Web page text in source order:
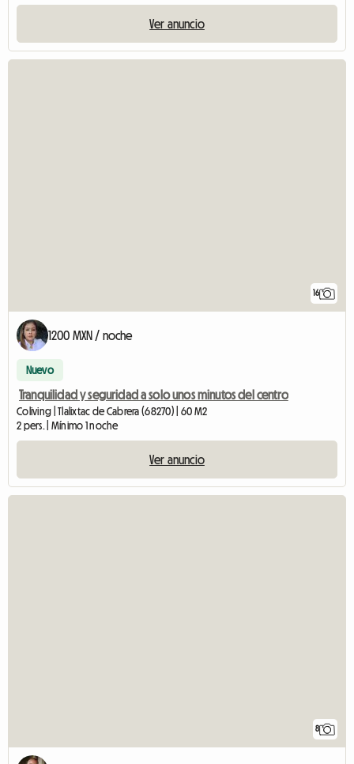
Ver anuncio
16
1200 MXN / noche
Nuevo
Tranquilidad y seguridad a solo unos minutos del centro
Coliving | Tlalixtac de Cabrera (68270) | 60 M2
2 pers. | Mínimo 1 noche
Ver anuncio
8